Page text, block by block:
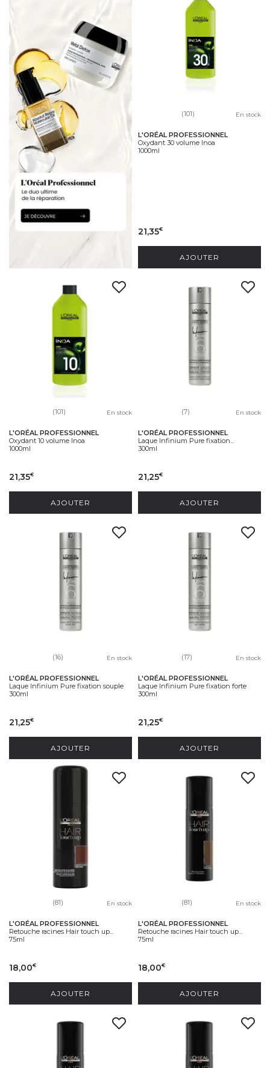
(101) En stock
L'ORÉAL PROFESSIONNEL
Oxydant 30 volume Inoa
1000ml
21,35€
AJOUTER
(101) En stock
L'ORÉAL PROFESSIONNEL
Oxydant 10 volume Inoa
1000ml
21,35€
AJOUTER
(7) En stock
L'ORÉAL PROFESSIONNEL
Laque Infinium Pure fixation...
300ml
21,25€
AJOUTER
(16) En stock
L'ORÉAL PROFESSIONNEL
Laque Infinium Pure fixation souple
300ml
21,25€
AJOUTER
(17) En stock
L'ORÉAL PROFESSIONNEL
Laque Infinium Pure fixation forte
300ml
21,25€
AJOUTER
(81) En stock
L'ORÉAL PROFESSIONNEL
Retouche racines Hair touch up...
75ml
18,00€
AJOUTER
(81) En stock
L'ORÉAL PROFESSIONNEL
Retouche racines Hair touch up...
75ml
18,00€
AJOUTER